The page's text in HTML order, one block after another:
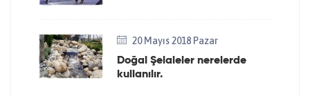
20 Mayıs 2018 Pazar
Doğal Şelaleler nerelerde
kullanılır.